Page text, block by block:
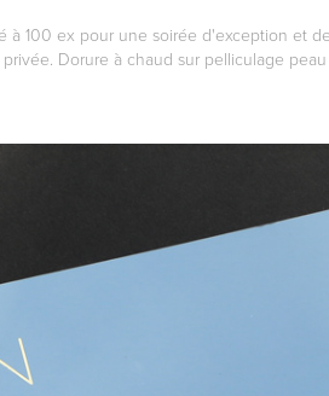
à 100 ex pour une soirée d'exception et
Dorure à chaud sur pelliculage